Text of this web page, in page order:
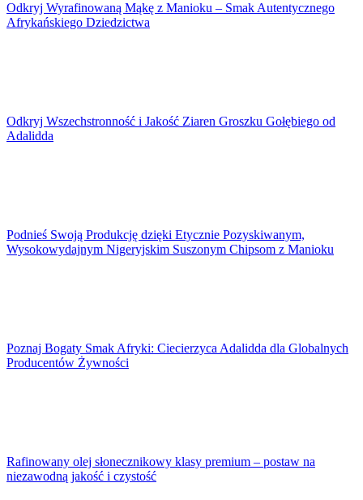
Odkryj Wyrafinowaną Mąkę z Manioku – Smak Autentycznego
Afrykańskiego Dziedzictwa
Odkryj Wszechstronność i Jakość Ziaren Groszku Gołębiego od
Adalidda
Podnieś Swoją Produkcję dzięki Etycznie Pozyskiwanym,
Wysokowydajnym Nigeryjskim Suszonym Chipsom z Manioku
Poznaj Bogaty Smak Afryki: Ciecierzyca Adalidda dla Globalnych
Producentów Żywności
Rafinowany olej słonecznikowy klasy premium – postaw na
niezawodną jakość i czystość